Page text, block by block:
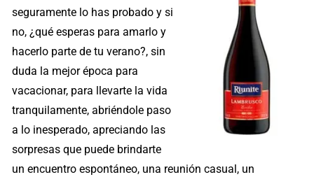
seguramente lo has probado y si
no, ¿qué esperas para amarlo y
hacerlo parte de tu verano?, sin
duda la mejor época para
vacacionar, para llevarte la vida
tranquilamente, abriéndole paso
a lo inesperado, apreciando las
sorpresas que puede brindarte
un encuentro espontáneo, una reunión casual, un